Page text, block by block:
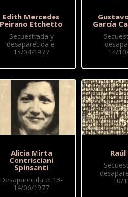
Edith Mercedes
Peirano Etchetto
Secuestrada y
desaparecida el
15/04/1977
Alicia Mirta
Contrisciani
Spinsanti
Desaparecida el 13-
14/06/1977
García
14/
10/